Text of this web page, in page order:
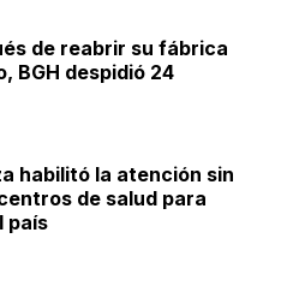
de reabrir su fábrica
BGH despidió 24
habilitó la atención sin
de salud para
país